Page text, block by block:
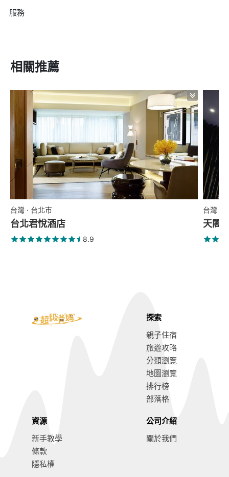
服務
相關推薦
台灣 · 台北市
台北君悅酒店
8.9
台灣 ·
天閣
探索
親子住宿
旅遊攻略
分類瀏覽
地圖瀏覽
排行榜
部落格
資源
新手教學
條款
隱私權
公司介紹
關於我們